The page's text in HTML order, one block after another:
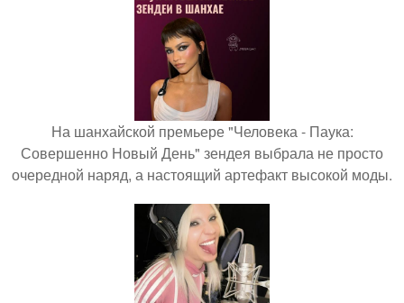
На шанхайской премьере "Человека - Паука:
Совершенно Новый День" зендея выбрала не просто
очередной наряд, а настоящий артефакт высокой моды.